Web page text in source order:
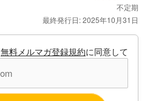
不定期
最終発行日: 2025年10月31日
無料メルマガ登録規約に同意して